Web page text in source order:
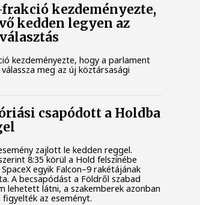
kezdeményezte,
kedden legyen az
kezdeményezte, hogy a parlament
meg az új köztársasági
csapódott a Holdba
zajlott le kedden reggel.
8:35 körül a Hold felszínébe
egyik Falcon–9 rakétájának
A becsapódást a Földről szabad
lehetett látni, a szakemberek azonban
figyelték az eseményt.